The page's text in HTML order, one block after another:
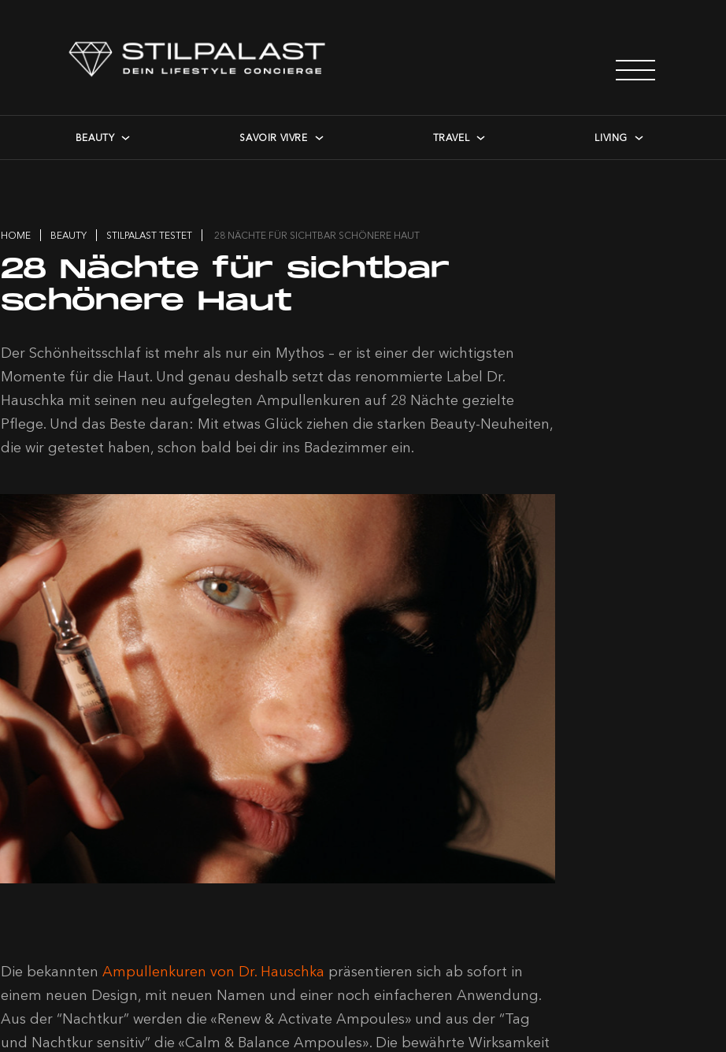
BEAUTY SAVOIR VIVRE TRAVEL LIVING
HOME BEAUTY STILPALAST TESTET 28 NÄCHTE FÜR SICHTBAR SCHÖNERE HAUT
28 Nächte für sichtbar
schönere Haut
Der Schönheitsschlaf ist mehr als nur ein Mythos – er ist einer der wichtigsten
Momente für die Haut. Und genau deshalb setzt das renommierte Label Dr.
Hauschka mit seinen neu aufgelegten Ampullenkuren auf 28 Nächte gezielte
Pflege. Und das Beste daran: Mit etwas Glück ziehen die starken Beauty-Neuheiten,
die wir getestet haben, schon bald bei dir ins Badezimmer ein.
Die bekannten Ampullenkuren von Dr. Hauschka präsentieren sich ab sofort in
einem neuen Design, mit neuen Namen und einer noch einfacheren Anwendung.
Aus der “Nachtkur” werden die «Renew & Activate Ampoules» und aus der “Tag
und Nachtkur sensitiv” die «Calm & Balance Ampoules». Die bewährte Wirksamkeit